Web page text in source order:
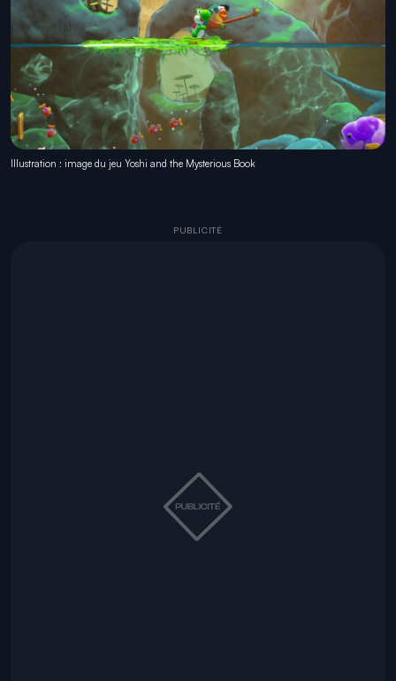
Illustration : image du jeu Yoshi and the Mysterious Book